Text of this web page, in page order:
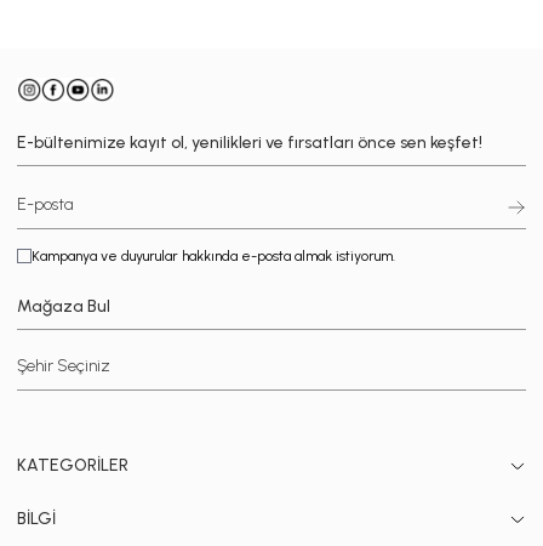
E-bültenimize kayıt ol, yenilikleri ve fırsatları önce sen keşfet!
Kampanya ve duyurular hakkında e-posta almak istiyorum.
Mağaza Bul
KATEGORİLER
BİLGİ